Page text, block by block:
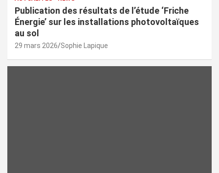
Publication des résultats de l’étude ‘Friche
Énergie’ sur les installations photovoltaïques
au sol
29 mars 2026 Sophie Lapique